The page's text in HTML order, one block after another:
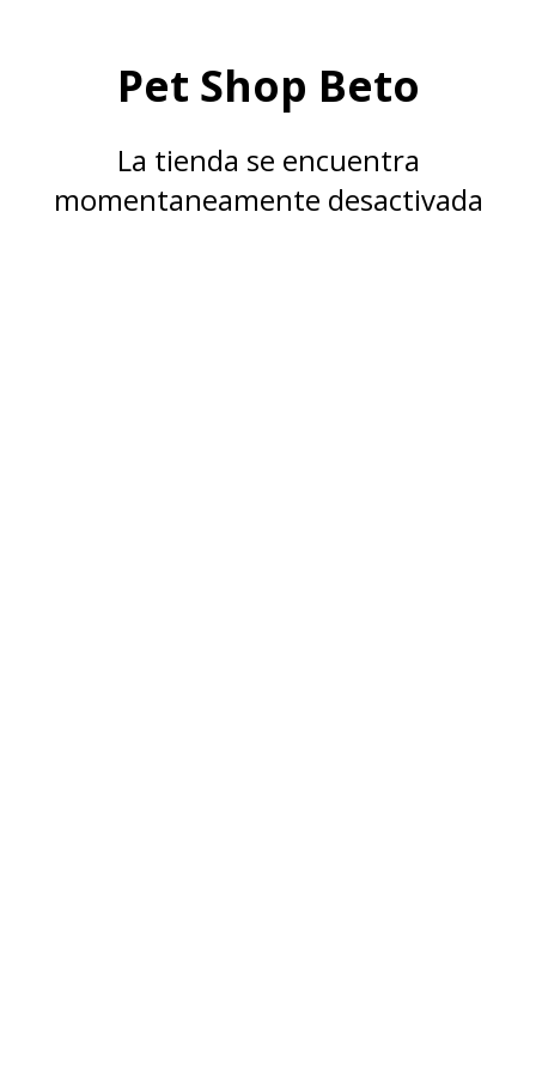
Pet Shop Beto
La tienda se encuentra
momentaneamente desactivada